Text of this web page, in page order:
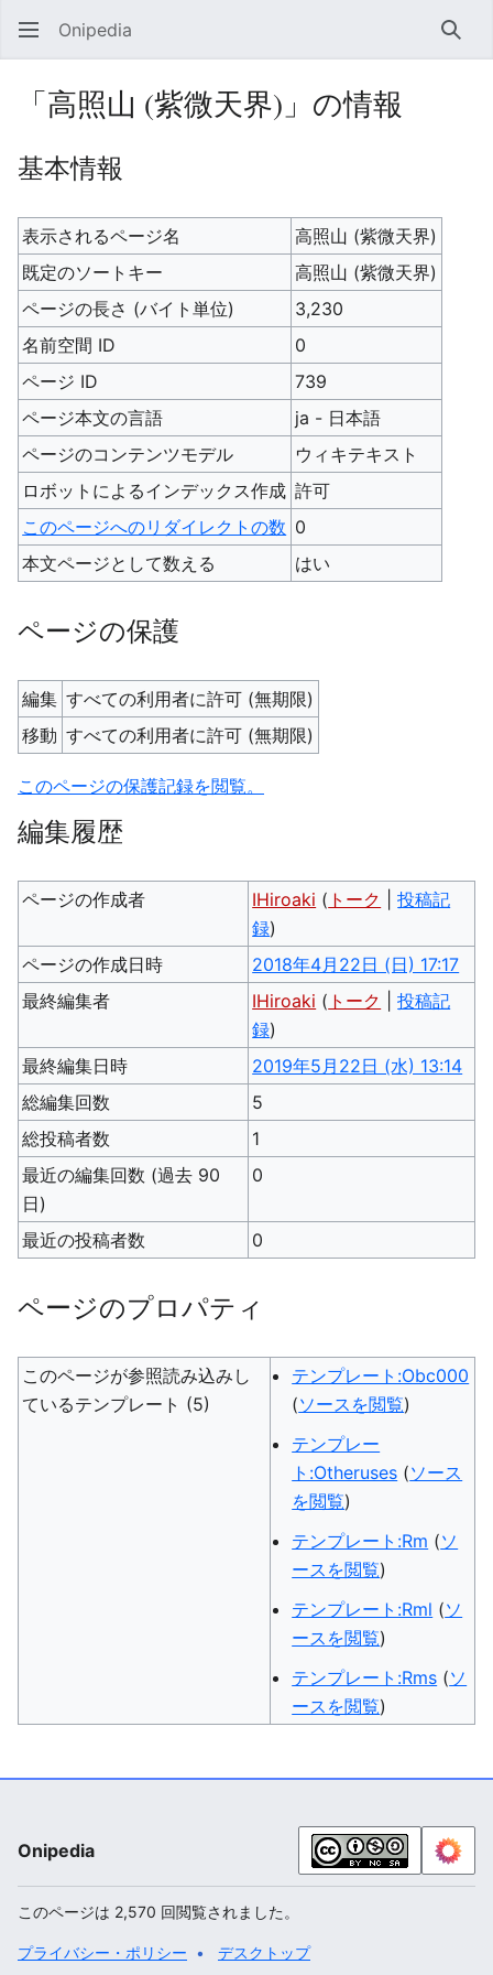
Onipedia 検索
「高照山 (紫微天界)」の情報
基本情報
表示されるページ名
高照山 (紫微天界)
既定のソートキー
高照山 (紫微天界)
ページの長さ (バイト単位)
3,230
名前空間 ID
0
ページ ID
739
ページ本文の言語
ja - 日本語
ページのコンテンツモデル
ウィキテキスト
ロボットによるインデックス作成 許可
このページへのリダイレクトの数 0
本文ページとして数える
はい
ページの保護
編集 すべての利用者に許可 (無期限)
移動 すべての利用者に許可 (無期限)
このページの保護記録を閲覧。
編集履歴
ページの作成者 IHiroaki ( トーク |投稿記
録)
ページの作成日時
2018年4月22日 (日) 17:17
最終編集者
IHiroaki ( トーク |投稿記
録)
最終編集日時
2019年5月22日 (水) 13:14
総編集回数
5
総投稿者数
1
最近の編集回数 (過去 90
日)
0
最近の投稿者数 0
ページのプロパティ
このページが参照読み込みし
ているテンプレート (5)
テンプレート:Obc000
(ソースを閲覧)
テンプレー
ト:Otheruses (ソース
を閲覧)
テンプレート:Rm (ソ
ースを閲覧)
テンプレート:Rml (ソ
ースを閲覧)
テンプレート:Rms (ソ
ースを閲覧)
Onipedia
このページは 2,570 回閲覧されました。
プライバシー・ポリシー デスクトップ